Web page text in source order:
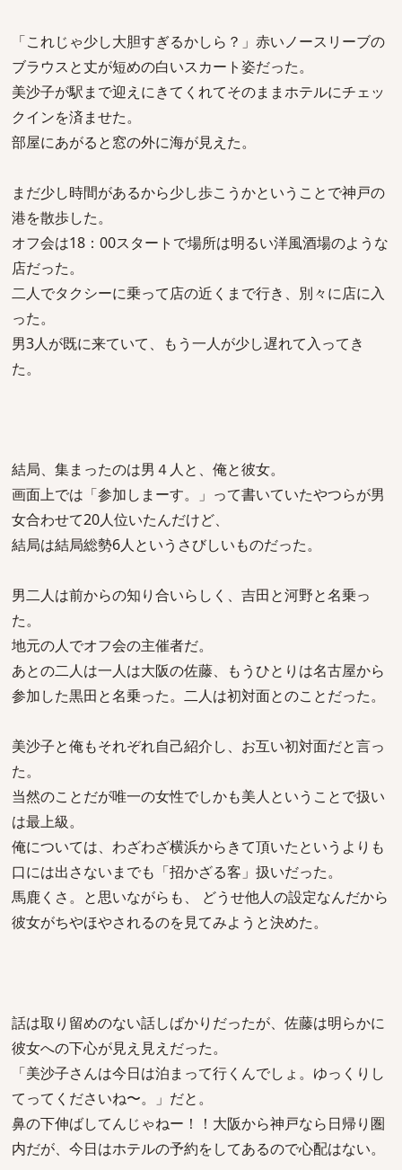
「これじゃ少し大胆すぎるかしら？」赤いノースリーブの
ブラウスと丈が短めの白いスカート姿だった。
美沙子が駅まで迎えにきてくれてそのままホテルにチェッ
クインを済ませた。
部屋にあがると窓の外に海が見えた。
まだ少し時間があるから少し歩こうかということで神戸の
港を散歩した。
オフ会は18：00スタートで場所は明るい洋風酒場のような
店だった。
二人でタクシーに乗って店の近くまで行き、別々に店に入
った。
男3人が既に来ていて、もう一人が少し遅れて入ってき
た。
結局、集まったのは男４人と、俺と彼女。
画面上では「参加しまーす。」って書いていたやつらが男
女合わせて20人位いたんだけど、
結局は結局総勢6人というさびしいものだった。
男二人は前からの知り合いらしく、吉田と河野と名乗っ
た。
地元の人でオフ会の主催者だ。
あとの二人は一人は大阪の佐藤、もうひとりは名古屋から
参加した黒田と名乗った。二人は初対面とのことだった。
美沙子と俺もそれぞれ自己紹介し、お互い初対面だと言っ
た。
当然のことだが唯一の女性でしかも美人ということで扱い
は最上級。
俺については、わざわざ横浜からきて頂いたというよりも
口には出さないまでも「招かざる客」扱いだった。
馬鹿くさ。と思いながらも、 どうせ他人の設定なんだから
彼女がちやほやされるのを見てみようと決めた。
話は取り留めのない話しばかりだったが、佐藤は明らかに
彼女への下心が見え見えだった。
「美沙子さんは今日は泊まって行くんでしょ。ゆっくりし
てってくださいね〜。」だと。
鼻の下伸ばしてんじゃねー！！大阪から神戸なら日帰り圏
内だが、今日はホテルの予約をしてあるので心配はない。